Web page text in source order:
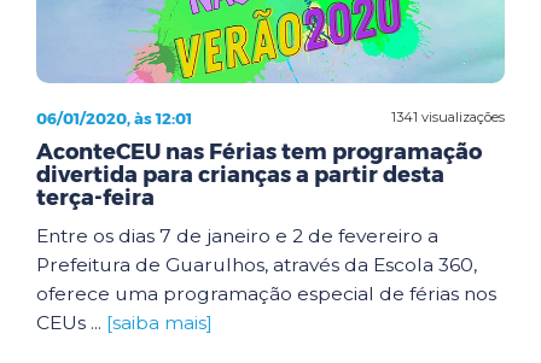
1341 visualizações
06/01/2020, às 12:01
AconteCEU nas Férias tem programação
divertida para crianças a partir desta
terça-feira
Entre os dias 7 de janeiro e 2 de fevereiro a
Prefeitura de Guarulhos, através da Escola 360,
oferece uma programação especial de férias nos
CEUs ... [saiba mais]